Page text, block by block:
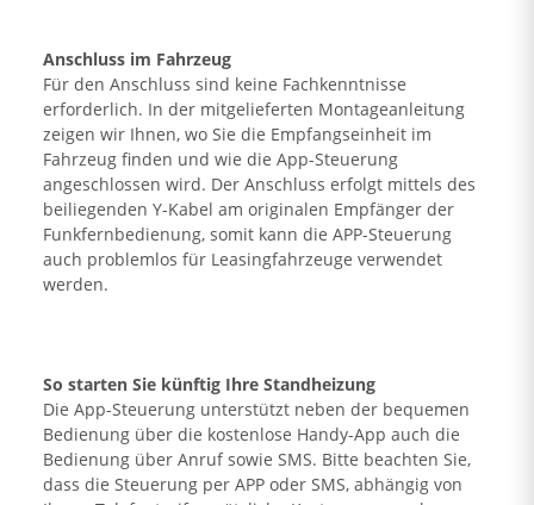
Anschluss im Fahrzeug
Für den Anschluss sind keine Fachkenntnisse
erforderlich. In der mitgelieferten Montageanleitung
zeigen wir Ihnen, wo Sie die Empfangseinheit im
Fahrzeug finden und wie die App-Steuerung
angeschlossen wird. Der Anschluss erfolgt mittels des
beiliegenden Y-Kabel am originalen Empfänger der
Funkfernbedienung, somit kann die APP-Steuerung
auch problemlos für Leasingfahrzeuge verwendet
werden.
So starten Sie künftig Ihre Standheizung
Die App-Steuerung unterstützt neben der bequemen
Bedienung über die kostenlose Handy-App auch die
Bedienung über Anruf sowie SMS. Bitte beachten Sie,
dass die Steuerung per APP oder SMS, abhängig von